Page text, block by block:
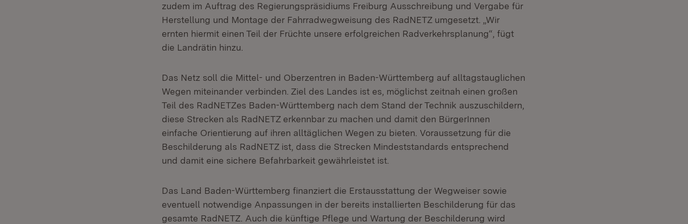
zudem im Auftrag des Regierungspräsidiums Freiburg Ausschreibung und Vergabe für
Herstellung und Montage der Fahrradwegweisung des RadNETZ umgesetzt. „Wir
ernten hiermit einen Teil der Früchte unsere erfolgreichen Radverkehrsplanung“, fügt
die Landrätin hinzu.
Das Netz soll die Mittel- und Oberzentren in Baden-Württemberg auf alltagstauglichen
Wegen miteinander verbinden. Ziel des Landes ist es, möglichst zeitnah einen großen
Teil des RadNETZes Baden-Württemberg nach dem Stand der Technik auszuschildern,
diese Strecken als RadNETZ erkennbar zu machen und damit den BürgerInnen
einfache Orientierung auf ihren alltäglichen Wegen zu bieten. Voraussetzung für die
Beschilderung als RadNETZ ist, dass die Strecken Mindeststandards entsprechend
und damit eine sichere Befahrbarkeit gewährleistet ist.
Das Land Baden-Württemberg finanziert die Erstausstattung der Wegweiser sowie
eventuell notwendige Anpassungen in der bereits installierten Beschilderung für das
gesamte RadNETZ. Auch die künftige Pflege und Wartung der Beschilderung wird